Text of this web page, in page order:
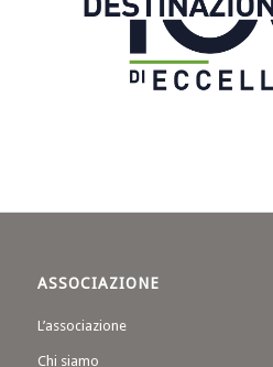
ASSOCIAZIONE
L’associazione
Chi siamo